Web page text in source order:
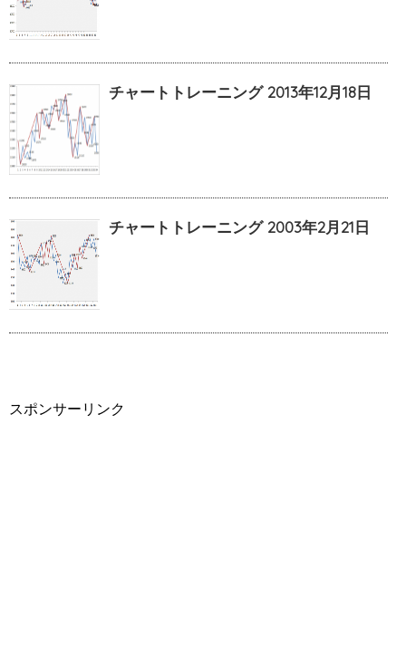
チャートトレーニング 2013年12月18日
チャートトレーニング 2003年2月21日
スポンサーリンク